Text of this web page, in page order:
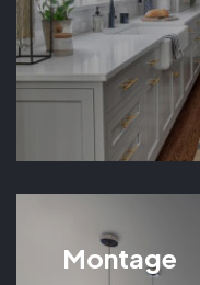
Montage